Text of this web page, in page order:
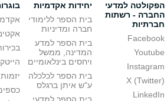
הפקולטה למדעי
החברה - רשתות
חברתיות
Facebook
Youtube
Instagram
X (Twitter)
LinkedIn
יחידות אקדמיות
בית הספר ללימודי
חברה ומדיניות
בית הספר למדע
המדינה, ממשל
ויחסים בינלאומיים
בית הספר לכלכלה
ע"ש איתן ברגלס
יזמות